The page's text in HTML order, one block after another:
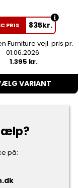
PRIS 835kr.
Furniture vejl. pris pr.
01.06.2026:
1.395 kr.
VARIANT
på: